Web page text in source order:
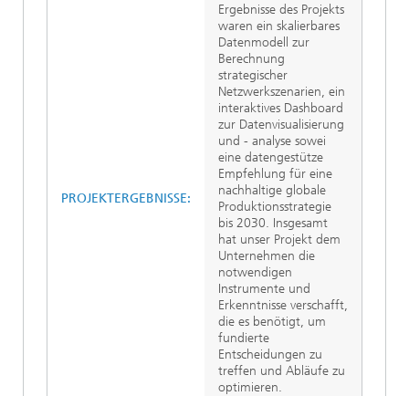
PROJEKTERGEBNISSE:
Ergebnisse des Projekts
waren ein skalierbares
Datenmodell zur
Berechnung
strategischer
Netzwerkszenarien, ein
interaktives Dashboard
zur Datenvisualisierung
und - analyse sowei
eine datengestütze
Empfehlung für eine
nachhaltige globale
Produktionsstrategie
bis 2030. Insgesamt
hat unser Projekt dem
Unternehmen die
notwendigen
Instrumente und
Erkenntnisse verschafft,
die es benötigt, um
fundierte
Entscheidungen zu
treffen und Abläufe zu
optimieren.